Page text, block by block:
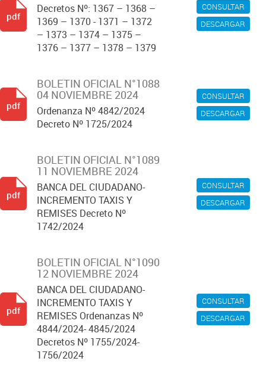
CONSULTAR
DESCARGAR
Decretos Nº: 1367 – 1368 –
1369 – 1370 - 1371 – 1372
– 1373 – 1374 – 1375 –
1376 – 1377 – 1378 – 1379
pdf
CONSULTAR
DESCARGAR
BOLETIN OFICIAL N°1088
04 NOVIEMBRE 2024
Ordenanza Nº 4842/2024
Decreto Nº 1725/2024
pdf
CONSULTAR
DESCARGAR
BOLETIN OFICIAL N°1089
11 NOVIEMBRE 2024
BANCA DEL CIUDADANO-
INCREMENTO TAXIS Y
REMISES Decreto Nº
1742/2024
pdf
CONSULTAR
DESCARGAR
BOLETIN OFICIAL N°1090
12 NOVIEMBRE 2024
BANCA DEL CIUDADANO-
INCREMENTO TAXIS Y
REMISES Ordenanzas Nº
4844/2024- 4845/2024
Decretos Nº 1755/2024-
1756/2024
pdf